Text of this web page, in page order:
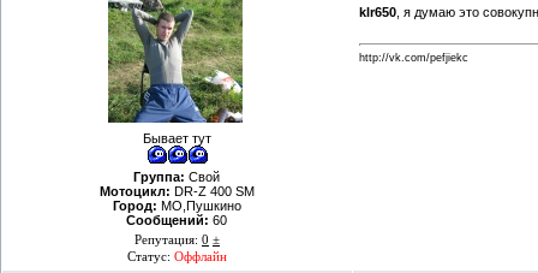
Бывает тут
Группа: Свой
Мотоцикл: DR-Z 400 SM
Город: МО,Пушкино
Сообщений: 60
Репутация: 0 ±
Статус: Оффлайн
klr650 , я думаю это
http://vk.com/pefjiekc